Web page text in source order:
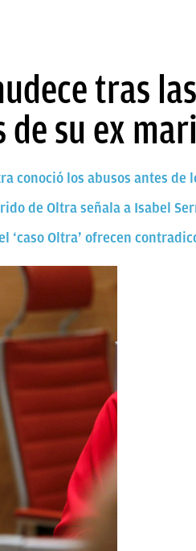
tras
de su ex
conoció los abusos antes de
de Oltra señala a Isabel
‘caso Oltra’ ofrecen